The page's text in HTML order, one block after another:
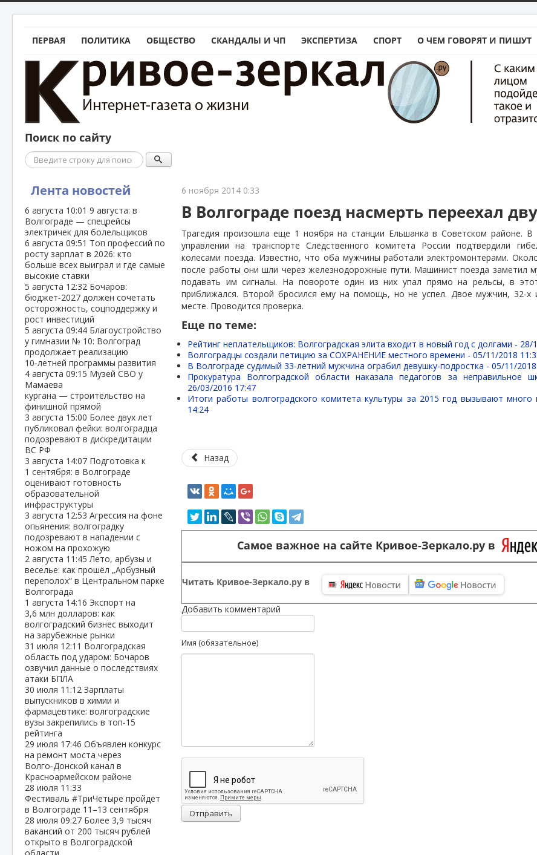
ПЕРВАЯ ПОЛИТИКА ОБЩЕСТВО СКАНДАЛЫ И ЧП ЭКСПЕРТИЗА СПОРТ О ЧЕМ ГОВОРЯТ И ПИШУТ
Поиск по сайту
Поиск
Лента новостей
6 августа 10:01 9 августа: в
Волгограде — спецрейсы
электричек для болельщиков
6 августа 09:51 Топ профессий по
росту зарплат в 2026: кто
больше всех выиграл и где самые
высокие ставки
5 августа 12:32 Бочаров:
бюджет‑2027 должен сочетать
осторожность, соцподдержку и
рост инвестиций
5 августа 09:44 Благоустройство
у гимназии № 10: Волгоград
продолжает реализацию
10‑летней программы развития
4 августа 09:15 Музей СВО у
Мамаева
кургана — строительство на
финишной прямой
3 августа 15:00 Более двух лет
публиковал фейки: волгоградца
подозревают в дискредитации
ВС РФ
3 августа 14:07 Подготовка к
1 сентября: в Волгограде
оценивают готовность
образовательной
инфраструктуры
3 августа 12:53 Агрессия на фоне
опьянения: волгоградку
подозревают в нападении с
ножом на прохожую
2 августа 11:45Лето, арбузы и
веселье: как прошёл „Арбузный
переполох“ в Центральном парке
Волгограда
1 августа 14:16 Экспорт на
3,6 млн долларов: как
волгоградский бизнес выходит
на зарубежные рынки
31 июля 12:11 Волгоградская
область под ударом: Бочаров
озвучил данные о последствиях
атаки БПЛА
30 июля 11:12 Зарплаты
выпускников в химии и
фармацевтике: волгоградские
вузы закрепились в топ‑15
рейтинга
29 июля 17:46 Объявлен конкурс
на ремонт моста через
Волго‑Донской канал в
Красноармейском районе
28 июля 11:33
Фестиваль #ТриЧетыре пройдёт
в Волгограде 11–13 сентября
28 июля 09:27 Более 3,9 тысяч
вакансий от 200 тысяч рублей
открыто в Волгоградской
6 ноября 2014 0:33
В Волгограде поезд насмерть переехал
Трагедия произошла еще 1 ноября на станции Ельшанка в Советском районе.
управлении на транспорте Следственного комитета России подтвердили
колесами поезда. Известно, что оба мужчины работали электромонтерами.
после работы они шли через железнодорожные пути. Машинист поезда заметил
подавать им сигналы. На повороте один из них упал прямо на рельсы, в
приближался. Второй бросился ему на помощь, но не успел. Двое мужчин, 32-х
месте. Проводится проверка.
Еще по теме:
Рейтинг неплательщиков: Волгоградская элита входит в новый год с долгами - 28/
Волгоградцы создали петицию за СОХРАНЕНИЕ местного времени -05/11/2018
В Волгограде судимый 33-летний мужчина ограбил девушку-подростка -05/11/
Прокуратура Волгоградской области наказала педагогов за неправильное
26/03/2016 17:47
Итоги работы волгоградского комитета культуры за 2015 год вызывают много
14:24
Назад
Самое важное на сайте Кривое-Зеркало.ру в
Читать Кривое-Зеркало.ру в
Добавить комментарий
Имя (обязательное)
Отправить